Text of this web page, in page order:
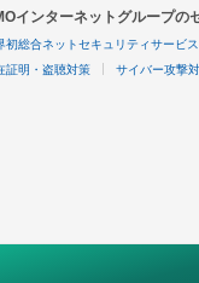
インターネットグループの
初総合ネットセキュリティサービ
証明・盗聴対策 サイバー攻撃